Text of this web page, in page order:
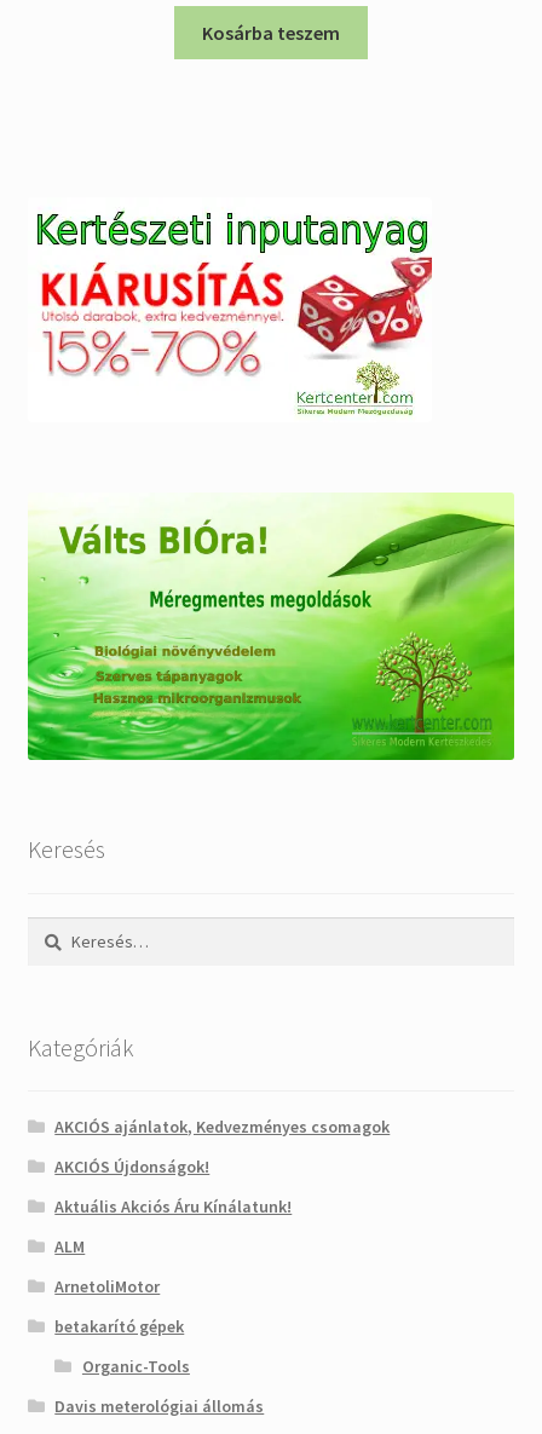
was:
9.574 Ft.
is:
5.980 Ft.
Kosárba teszem
Keresés
Keresés:
Kategóriák
AKCIÓS ajánlatok, Kedvezményes csomagok
AKCIÓS Újdonságok!
Aktuális Akciós Áru Kínálatunk!
ALM
ArnetoliMotor
betakarító gépek
Organic-Tools
Davis meterológiai állomás